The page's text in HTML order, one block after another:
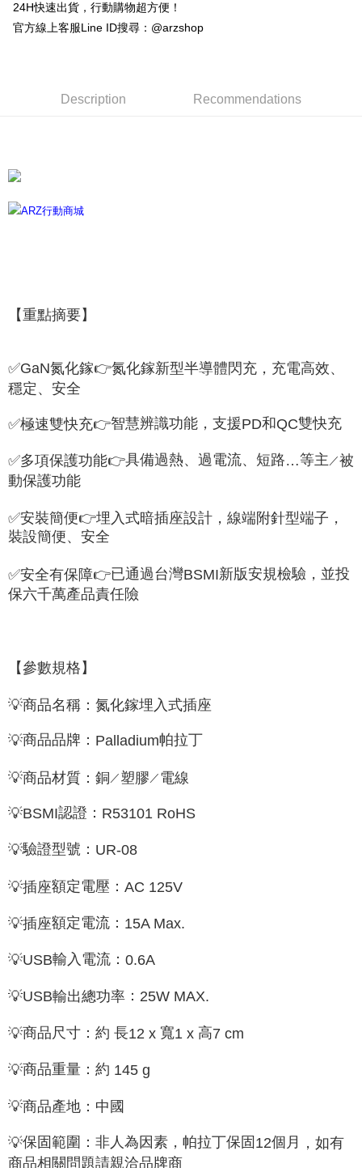
全家取貨付款
NT$60/order | Free shipping on orders of NT$599 or more
NT$300/order
24H快速出貨，行動購物超方便！
官方線上客服Line ID搜尋：@arzshop
Description Recommendations
【重點摘要】
✅GaN氮化鎵👉氮化鎵新型半導體閃充，充電高效、
穩定、安全
✅極速雙快充👉智慧辨識功能，支援PD和QC雙快充
✅多項保護功能👉具備過熱、過電流、短路…等主 ／被
動保護功能
✅安裝簡便👉埋入式暗插座設計， 線端附針型端子，
裝設簡便、安全
✅安全有保障👉已通過台灣BSMI新版安規檢驗，並投
保六千萬產品責任險
【參數規格】
💡商品名稱： 氮化鎵埋入式插座
💡商品品牌： Palladium帕拉丁
💡商品材質：銅 ／ 塑膠 ／ 電線
💡BSMI認證： R53101 RoHS
💡驗證型號： UR-08
💡插座額定電壓： AC 125V
💡插座額定電流： 15A Max.
💡USB輸入電流： 0.6A
💡USB輸出總功率 ： 25W MAX.
💡商品尺寸：約 長12 x 寬1 x 高7 cm
💡商品重量：約 145 g
💡商品產地：中國
💡保固範圍：非人為因素，帕拉丁保固 12個月 ，如有
商品相關問題請親洽品牌商